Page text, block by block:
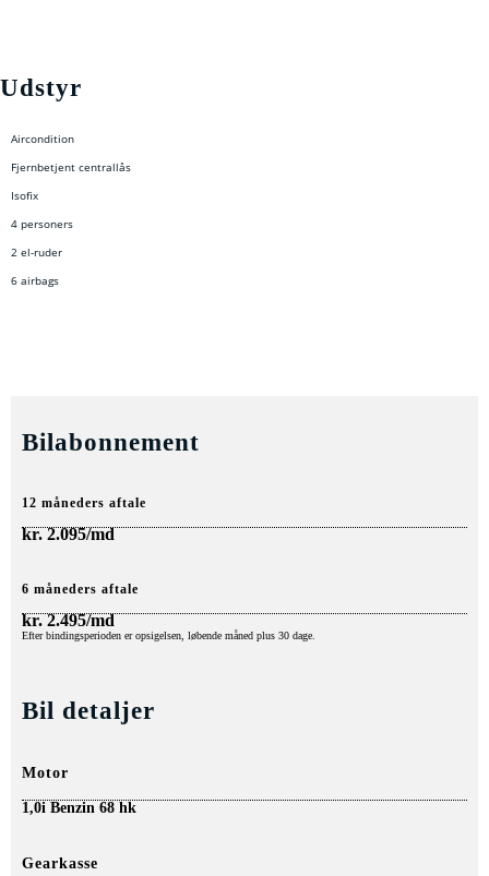
Udstyr
Aircondition
Fjernbetjent centrallås
Isofix
4 personers
2 el-ruder
6 airbags
Bilabonnement
12 måneders aftale
kr.2.095/md
6 måneders aftale
kr.2.495/md
Efter bindingsperioden er opsigelsen, løbende måned plus 30 dage.
Bil detaljer
Motor
1,0i Benzin 68 hk
Gearkasse